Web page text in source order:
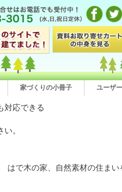
家づくりの小冊子 ユーザ
対応できる
。
はで木の家、自然素材の住まい